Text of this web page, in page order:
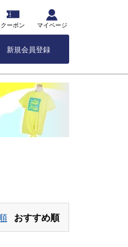
クーポン マイページ
新規会員登録
おすすめ順